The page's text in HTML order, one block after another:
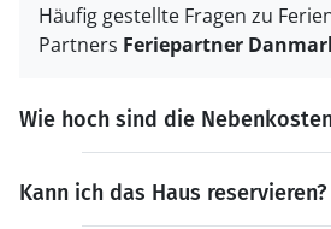
Häufig gestellte Fragen zu
Partners Feriepartner
Wie hoch sind die
Kann ich das Haus reservieren?